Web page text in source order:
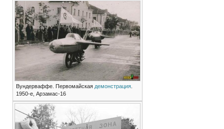
Вундерваффе. Первомайская демонстрация.
1950-е, Арзамас-16